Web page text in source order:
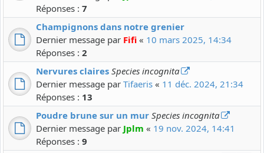
Réponses : 7
Champignons dans notre grenier
Dernier message par Fifi « 10 mars 2025, 14:34
Réponses : 2
Nervures claires Species incognita
Dernier message par Tifaeris « 11 déc. 2024, 21:34
Réponses : 13
Poudre brune sur un mur Species incognita
Dernier message par Jplm « 19 nov. 2024, 14:41
Réponses : 9